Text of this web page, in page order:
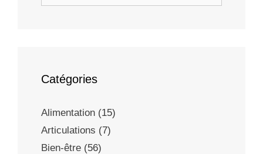
Catégories
Alimentation (15)
Articulations (7)
Bien-être (56)